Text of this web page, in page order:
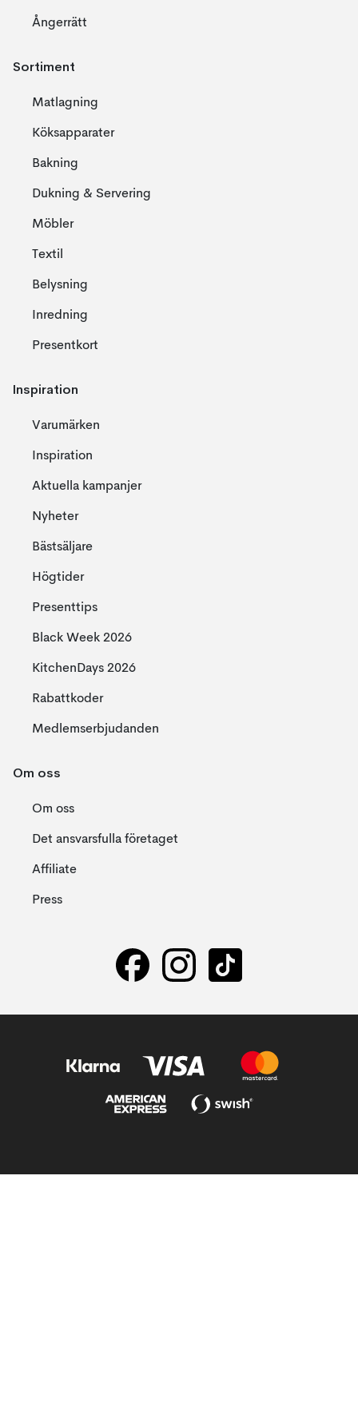
Ångerrätt
Sortiment
Matlagning
Köksapparater
Bakning
Dukning & Servering
Möbler
Textil
Belysning
Inredning
Presentkort
Inspiration
Varumärken
Inspiration
Aktuella kampanjer
Nyheter
Bästsäljare
Högtider
Presenttips
Black Week 2026
KitchenDays 2026
Rabattkoder
Medlemserbjudanden
Om oss
Om oss
Det ansvarsfulla företaget
Affiliate
Press